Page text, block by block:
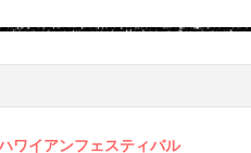
ワイアンフェスティバル